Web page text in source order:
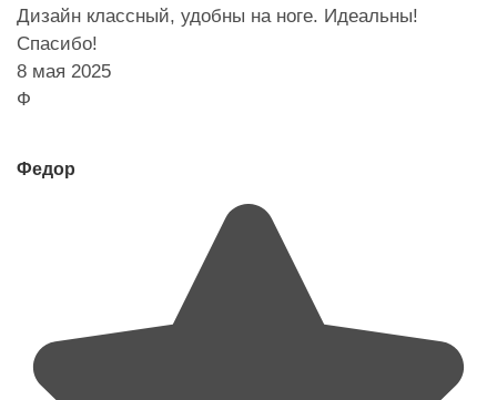
Дизайн классный, удобны на ноге. Идеальны!
Спасибо!
8 мая 2025
Ф
Федор